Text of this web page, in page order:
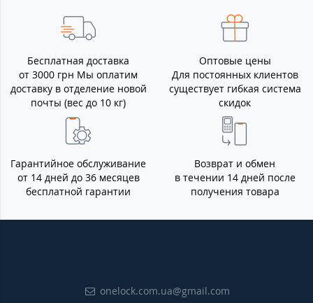
Бесплатная доставка
от 3000 грн Мы оплатим
доставку в отделение новой
почты (вес до 10 кг)
Оптовые цены
Для постоянных клиентов
существует гибкая система
скидок
Гарантийное обслуживание
от 14 дней до 36 месяцев
бесплатной гарантии
Возврат и обмен
в течении 14 дней после
получения товара
onelock.com.ua@gmail.com